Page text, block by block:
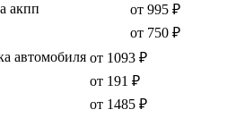
акпп
от 995 ₽
от 750 ₽
автомобиля от 1093 ₽
от 191 ₽
от 1485 ₽